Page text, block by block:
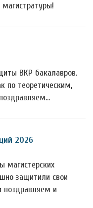
ВКР бакалавров.
по теоретическим,
2026
магистерских
защитили свои
и